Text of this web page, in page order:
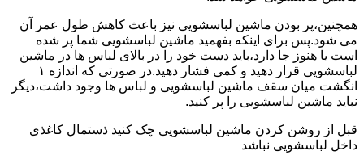
همچنین،پر بودن ماشین لباسشویی نیز باعث کاهش طول عمر آن
می شود.پس برای اینکه بفهمید ماشین لباسشویی شما پر شده
است یا هنوز جا دارد،باید دست خود را در بالای لباس ها در ماشین
لباسشویی قرار دهید و کمی فشار دهید.در صورتی که اندازه ۱
انگشت میان سقف ماشین لباسشویی و لباس ها وجود داشت،دیگر
نباید ماشین لباسشویی را پر کنید.
قبل از روشن کردن ماشین لباسشویی چک کنید ذستمال کاغذی
داخل لباسشویی نباشد